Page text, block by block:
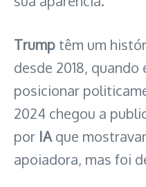
Trump têm um
desde 2018, quando
posicionar
2024 chegou a
por IA que
apoiadora, mas foi